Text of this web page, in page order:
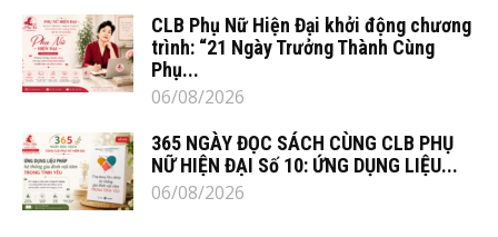
CLB Phụ Nữ Hiện Đại khởi động chương
trình: “21 Ngày Trưởng Thành Cùng
Phụ...
06/08/2026
365 NGÀY ĐỌC SÁCH CÙNG CLB PHỤ
NỮ HIỆN ĐẠI Số 10: ỨNG DỤNG LIỆU...
06/08/2026